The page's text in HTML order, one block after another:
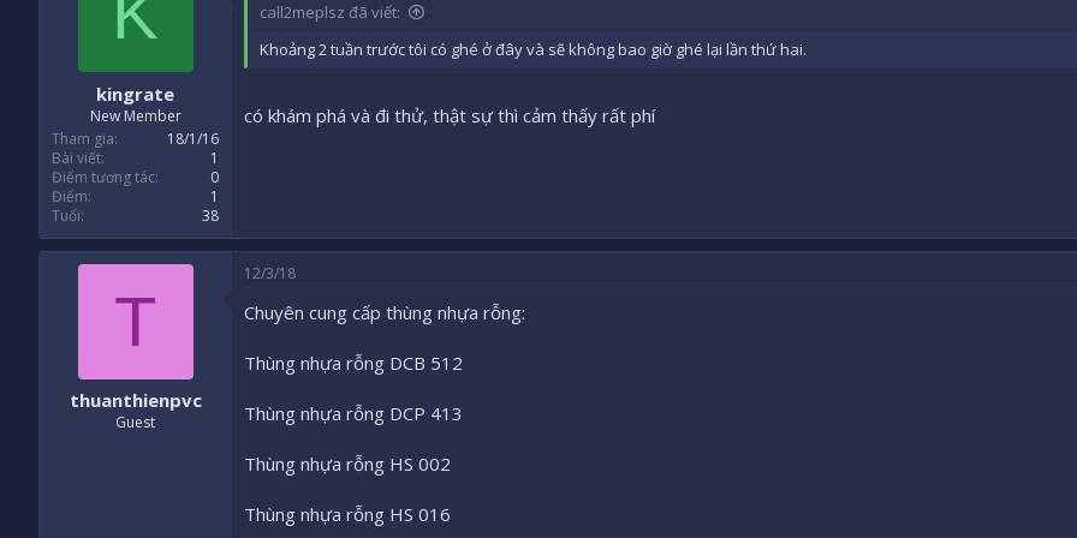
kingrate
New Member
Tham gia
18/1/16
Bài viết
1
Điểm tương tác
0
Điểm
1
Tuổi
38
call2meplsz đã viết:
Khoảng 2 tuần trước tôi có ghé ở đây và sẽ không bao giờ ghé lại lần thứ hai.
có khám phá và đi thử, thật sự thì cảm thấy rất phí
T
thuanthienpvc
Guest
12/3/18
Chuyên cung cấp thùng nhựa rỗng:
Thùng nhựa rỗng DCB 512
Thùng nhựa rỗng DCP 413
Thùng nhựa rỗng HS 002
Thùng nhựa rỗng HS 016